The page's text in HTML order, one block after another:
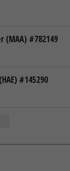
(MAA) #782149
#145290